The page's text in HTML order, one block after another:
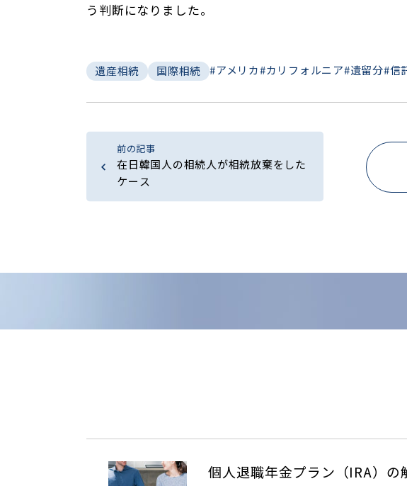
う判断になりました。
遺産相続 国際相続 #アメリカ#カリフォルニア#遺留分#信
前の記事
在日韓国人の相続人が相続放棄をした
ケース
個人退職年金プラン（IRA）